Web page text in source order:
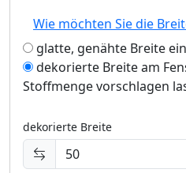
Wie möchten Sie die
glatte, genähte Breite
dekorierte Breite am
Stoffmenge vorschlagen
dekorierte Breite